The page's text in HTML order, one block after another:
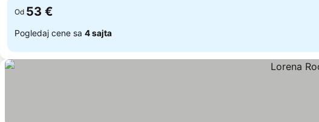
Od 53 €
Pogledaj cene sa 4 sajta